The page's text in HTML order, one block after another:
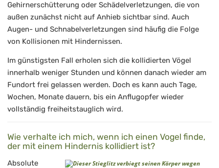
Gehirnerschütterung oder Schädelverletzungen, die von
außen zunächst nicht auf Anhieb sichtbar sind. Auch
Augen- und Schnabelverletzungen sind häufig die Folge
von Kollisionen mit Hindernissen.
Im günstigsten Fall erholen sich die kollidierten Vögel
innerhalb weniger Stunden und können danach wieder am
Fundort frei gelassen werden. Doch es kann auch Tage,
Wochen, Monate dauern, bis ein Anflugopfer wieder
vollständig freiheitstauglich wird.
Wie verhalte ich mich, wenn ich einen Vogel finde,
der mit einem Hindernis kollidiert ist?
Absolute